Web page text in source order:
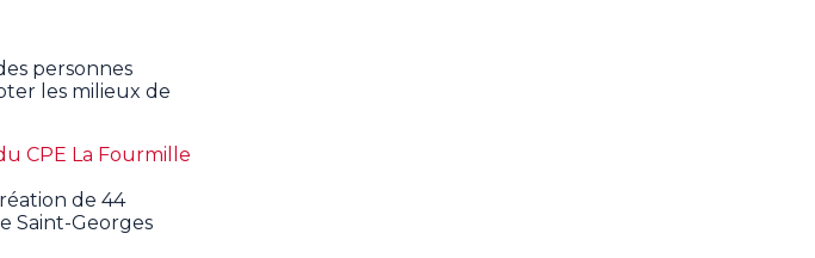
personnes
les milieux de
CPE La Fourmille
de 44
Saint-Georges